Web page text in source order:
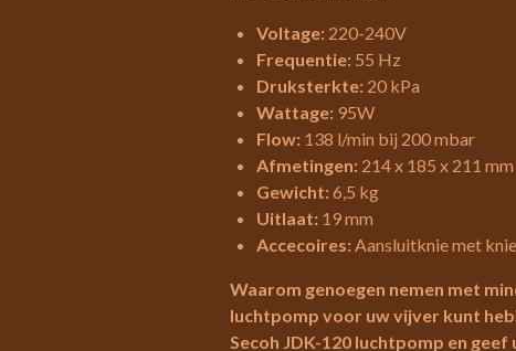
Voltage: 220-240V
Frequentie: 55 Hz
Druksterkte: 20 kPa
Wattage: 95W
Flow: 138 l/min bij 200 mbar
Afmetingen: 214 x 185 x 211 mm
Gewicht:6,5 kg
Uitlaat: 19 mm
Accecoires: Aansluitknie met knie
Waarom genoegen nemen met
luchtpomp voor uw vijver kunt
Secoh JDK-120 luchtpomp en geef